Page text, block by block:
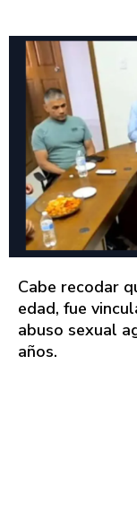
Cabe recodar
edad, fue
abuso sexual
años.